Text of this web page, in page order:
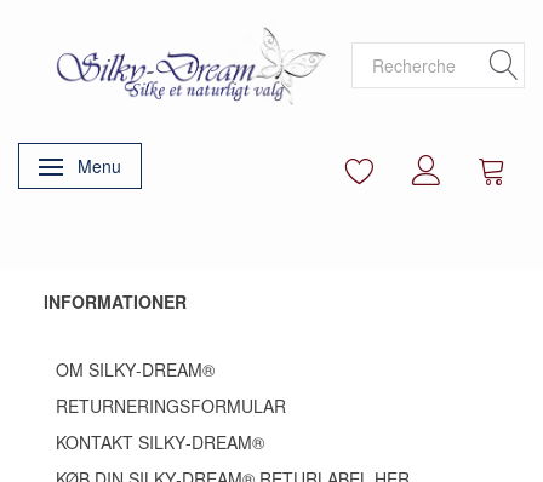
Basculer la navigation
Menu
INFORMATIONER
OM SILKY‑DREAM®
RETURNERINGSFORMULAR
KONTAKT SILKY‑DREAM®